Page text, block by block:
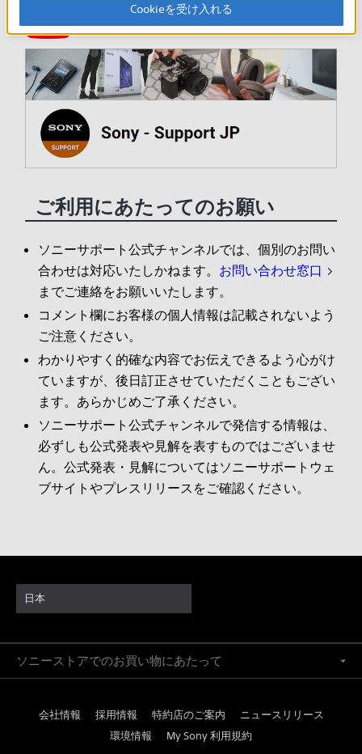
Sony - Support JPの公式チャンネル
ご利用にあたってのお願い
ソニーサポート公式チャンネルでは、個別のお問い
合わせは対応いたしかねます。 お問い合わせ窓口
までご連絡をお願いいたします。
コメント欄にお客様の個人情報は記載されないよう
ご注意ください。
わかりやすく的確な内容でお伝えできるよう心がけ
ていますが、後日訂正させていただくこともござい
ます。あらかじめご了承ください。
ソニーサポート公式チャンネルで発信する情報は、
必ずしも公式発表や見解を表すものではございませ
ん。公式発表・見解についてはソニーサポートウェ
ブサイトやプレスリリースをご確認ください。
日本
ソニーストアでのお買い物にあたって
会社情報 採用情報 特約店のご案内
ニュースリリース
環境情報
My Sony 利用規約
Cookieを受け入れる